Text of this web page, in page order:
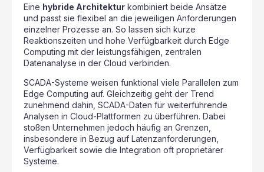
Eine hybride Architektur kombiniert beide Ansätze
und passt sie flexibel an die jeweiligen Anforderungen
einzelner Prozesse an. So lassen sich kurze
Reaktionszeiten und hohe Verfügbarkeit durch Edge
Computing mit der leistungsfähigen, zentralen
Datenanalyse in der Cloud verbinden.
SCADA-Systeme weisen funktional viele Parallelen zum
Edge Computing auf. Gleichzeitig geht der Trend
zunehmend dahin, SCADA-Daten für weiterführende
Analysen in Cloud-Plattformen zu überführen. Dabei
stoßen Unternehmen jedoch häufig an Grenzen,
insbesondere in Bezug auf Latenzanforderungen,
Verfügbarkeit sowie die Integration oft proprietärer
Systeme.